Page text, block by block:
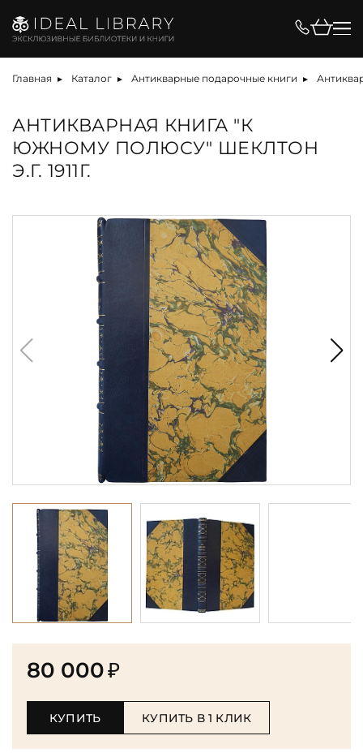
Главная Каталог Антикварные подарочные книги
АНТИКВАРНАЯ КНИГА "К
ЮЖНОМУ ПОЛЮСУ" ШЕКЛТОН
Э.Г. 1911Г.
80 000₽
КУПИТЬ КУПИТЬ В 1 КЛИК